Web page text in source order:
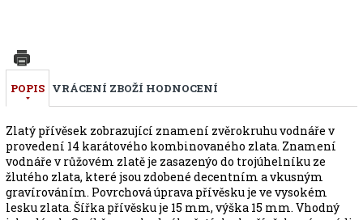
POPIS VRÁCENÍ ZBOŽÍ HODNOCENÍ
Zlatý přívěsek zobrazující znamení zvěrokruhu vodnáře v
provedení 14 karátového kombinovaného zlata. Znamení
vodnáře v růžovém zlatě je zasazenýo do trojúhelníku ze
žlutého zlata, které jsou zdobené decentním a vkusným
gravírováním. Povrchová úprava přívěsku je ve vysokém
lesku zlata. Šířka přívěsku je 15 mm, výška 15 mm. Vhodný